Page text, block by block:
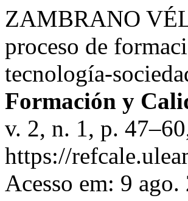
ZAMBRANO
proceso de
tecnología-
Formación y
v. 2, n. 1, p.
https://
Acesso em: 9 ago.